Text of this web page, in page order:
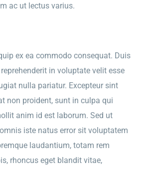
ac ut lectus varius.
ex ea commodo consequat. Duis
in voluptate velit esse
nulla pariatur. Excepteur sint
non proident, sunt in culpa qui
anim id est laborum. Sed ut
iste natus error sit voluptatem
laudantium, totam rem
rhoncus eget blandit vitae,